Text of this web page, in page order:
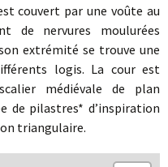
couvert par une voûte au
de nervures moulurées
extrémité se trouve une
logis. La cour est
médiévale de plan
de pilastres* d’inspiration
triangulaire.